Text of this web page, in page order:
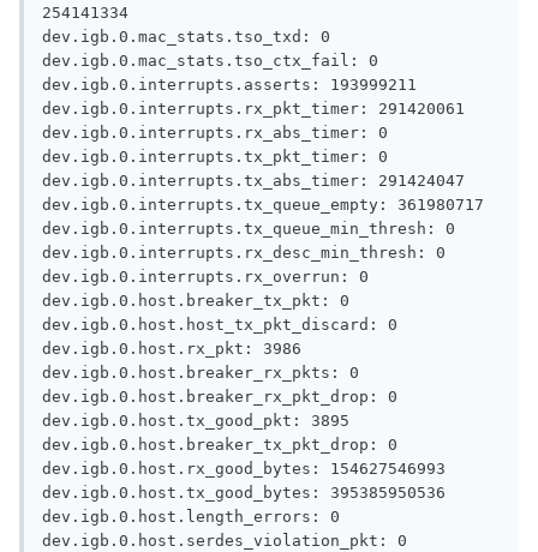
254141334
dev.igb.0.mac_stats.tso_txd: 0
dev.igb.0.mac_stats.tso_ctx_fail: 0
dev.igb.0.interrupts.asserts: 193999211
dev.igb.0.interrupts.rx_pkt_timer: 291420061
dev.igb.0.interrupts.rx_abs_timer: 0
dev.igb.0.interrupts.tx_pkt_timer: 0
dev.igb.0.interrupts.tx_abs_timer: 291424047
dev.igb.0.interrupts.tx_queue_empty: 361980717
dev.igb.0.interrupts.tx_queue_min_thresh: 0
dev.igb.0.interrupts.rx_desc_min_thresh: 0
dev.igb.0.interrupts.rx_overrun: 0
dev.igb.0.host.breaker_tx_pkt: 0
dev.igb.0.host.host_tx_pkt_discard: 0
dev.igb.0.host.rx_pkt: 3986
dev.igb.0.host.breaker_rx_pkts: 0
dev.igb.0.host.breaker_rx_pkt_drop: 0
dev.igb.0.host.tx_good_pkt: 3895
dev.igb.0.host.breaker_tx_pkt_drop: 0
dev.igb.0.host.rx_good_bytes: 154627546993
dev.igb.0.host.tx_good_bytes: 395385950536
dev.igb.0.host.length_errors: 0
dev.igb.0.host.serdes_violation_pkt: 0